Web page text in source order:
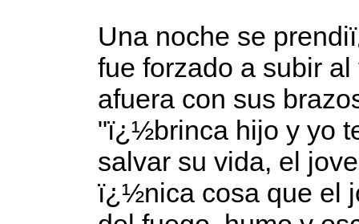
Una noche se
fue forzado a subir
afuera con sus
"ï¿½brinca hijo y yo
salvar su vida, el
ï¿½nica cosa que el